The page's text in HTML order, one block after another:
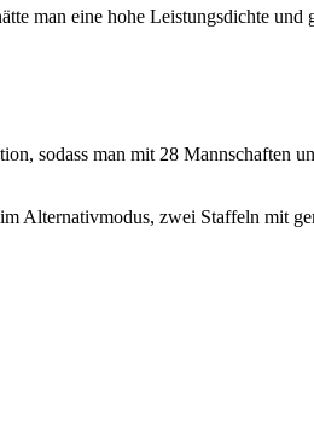
man eine hohe Leistungsdichte und
sodass man mit 28 Mannschaften
Alternativmodus, zwei Staffeln mit